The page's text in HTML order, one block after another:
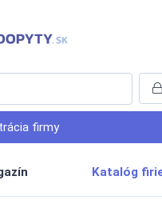
firmy
Katalóg